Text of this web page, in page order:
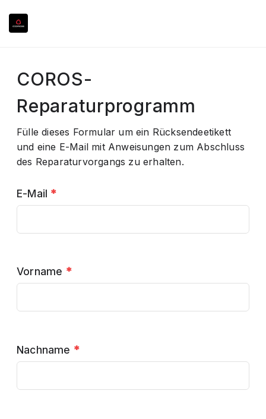
COROS-
Reparaturprogramm
Fülle dieses Formular um ein Rücksendeetikett
und eine E-Mail mit Anweisungen zum Abschluss
des Reparaturvorgangs zu erhalten.
E-Mail *
Vorname *
Nachname *